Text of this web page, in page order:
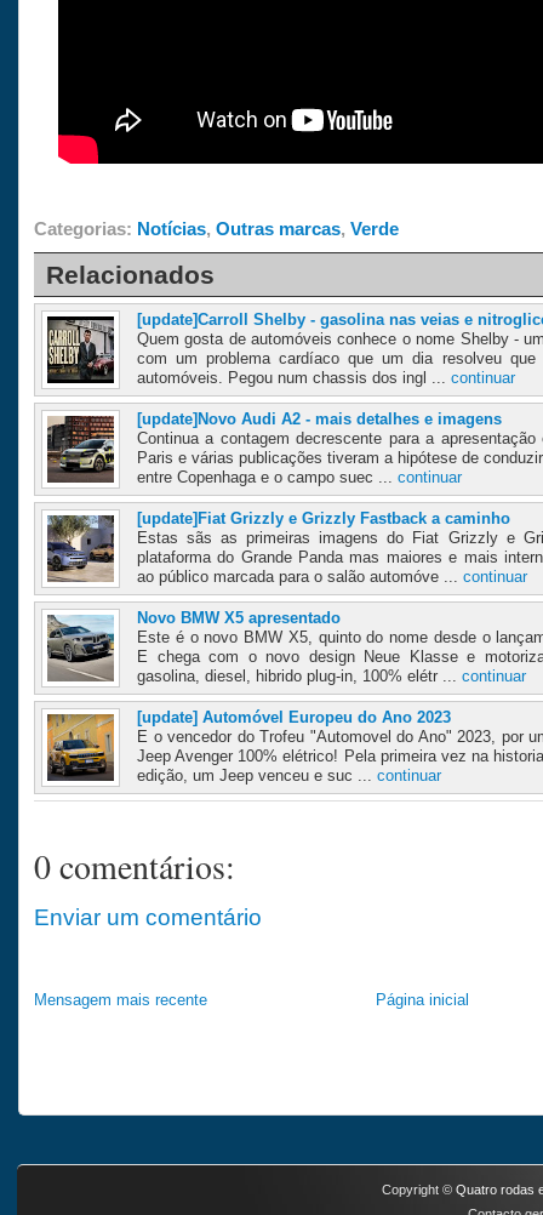
Categorias: Notícias, Outras marcas, Verde
Relacionados
[update]Carroll Shelby - gasolina nas veias e
Quem gosta de automóveis conhece o nome Shelby -
com um problema cardíaco que um dia resolveu que
automóveis. Pegou num chassis dos ingl ... continuar
[update]Novo Audi A2 - mais detalhes e imagens
Continua a contagem decrescente para a
Paris e várias publicações tiveram a hipótese de
entre Copenhaga e o campo suec ... continuar
[update]Fiat Grizzly e Grizzly Fastback a caminho
Estas sãs as primeiras imagens do Fiat Grizzly e
plataforma do Grande Panda mas maiores e mais
ao público marcada para o salão automóve ... continuar
Novo BMW X5 apresentado
Este é o novo BMW X5, quinto do nome desde o
E chega com o novo design Neue Klasse e
gasolina, diesel, hibrido plug-in, 100% elétr ... continuar
[update] Automóvel Europeu do Ano 2023
E o vencedor do Trofeu "Automovel do Ano" 2023, por
Jeep Avenger 100% elétrico! Pela primeira vez na
edição, um Jeep venceu e suc ... continuar
0 comentários:
Enviar um comentário
Mensagem mais recente Página inicial
Copyright © Quatro rodas